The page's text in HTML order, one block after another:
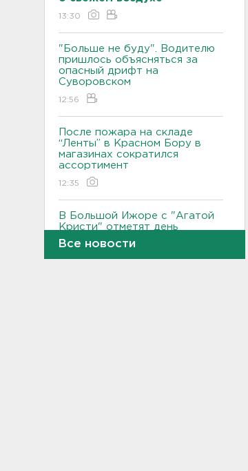
13:30
"Больше не буду". Водителю
пришлось объясняться за
опасный дрифт на
Суворовском
12:56
После пожара на складе
“Ленты” в Красном Бору в
магазинах сократился
ассортимент
12:35
В Большой Ижоре с "Агатой
Кристи" отметят день
Ломоносовского района, в
Рощино - день поселка
Все новости